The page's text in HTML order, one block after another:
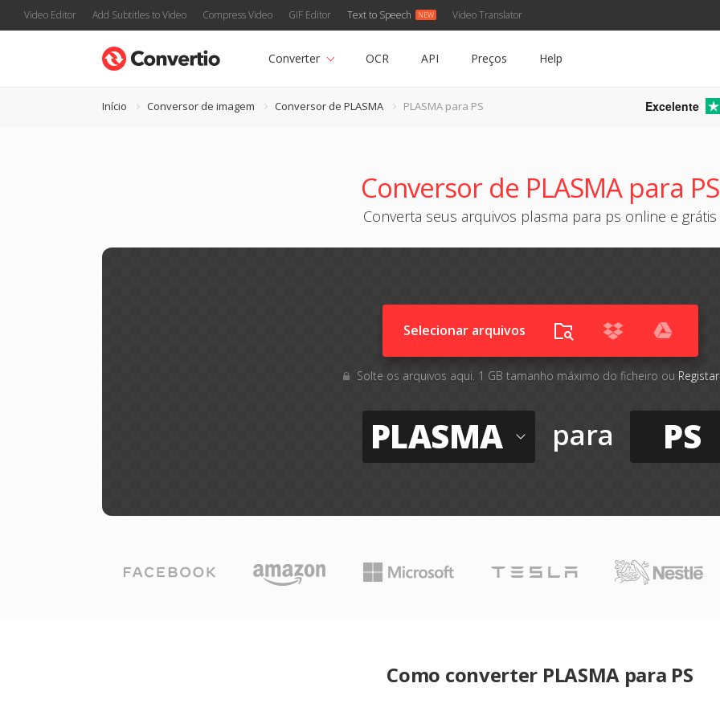
Video Editor Add Subtitles to Video Compress Video GIF Editor Text to Speech Video Translator
Converter OCR API Preços Help
Início Conversor de imagem Conversor de PLASMA PLASMA para PS Excelente
Conversor de PLASMA para PS
Converta seus arquivos plasma para ps online e grátis
Selecionar arquivos
Solte os arquivos aqui. 1 GB tamanho máximo do ficheiro ou
PLASMA para PS
Como converter PLASMA para PS